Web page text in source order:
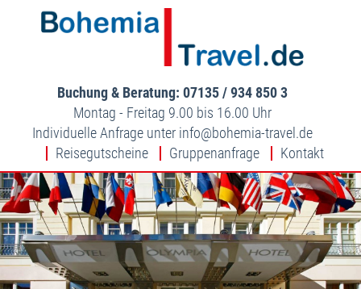
Buchung & Beratung: 07135 / 934 850 3
Montag - Freitag 9.00 bis 16.00 Uhr
Individuelle Anfrage unter info
bohemia-travel.de
Reisegutscheine
Gruppenanfrage Kontakt